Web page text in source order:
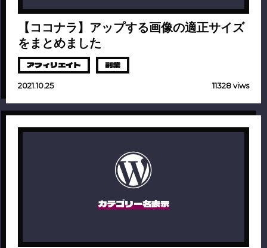
【ココナラ】アップする画像の適正サイズ
をまとめました
アフィリエイト 副業
2021.10.25 11328 viws
カテゴリー名表示